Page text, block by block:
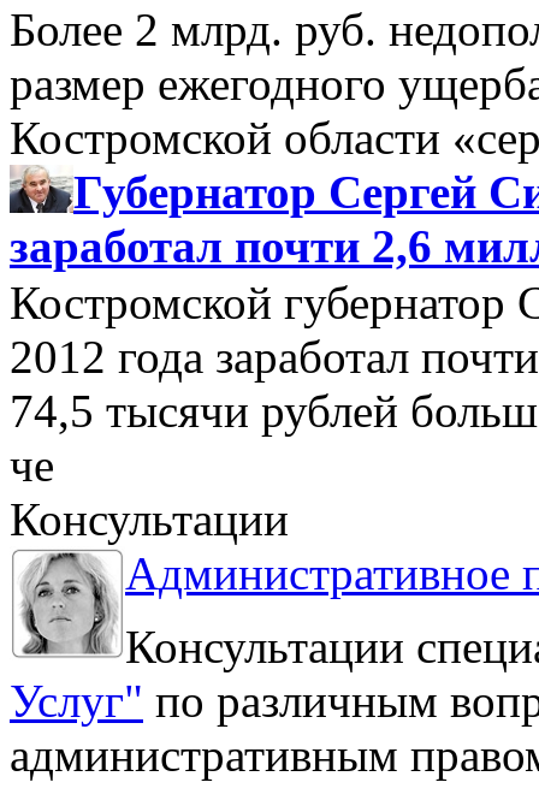
Более 2 млрд. руб.
размер ежегодного
Костромской области
Губернатор Сергей
заработал почти 2,6
Костромской губернатор
2012 года заработал
74,5 тысячи рублей
че
Консультации
Административное
Консультации
Услуг" по различным
административным